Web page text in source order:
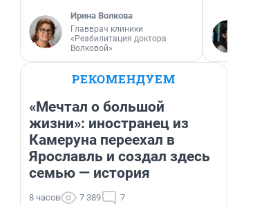
Ирина Волкова
Главврач клиники
«Реабилитация доктора
Волковой»
РЕКОМЕНДУЕМ
«Мечтал о большой
жизни»: иностранец из
Камеруна переехал в
Ярославль и создал здесь
семью — история
8 часов 7 389 7